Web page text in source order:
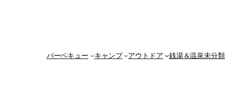
バーベキュー キャンプ アウトドア 銭湯＆温泉未分類